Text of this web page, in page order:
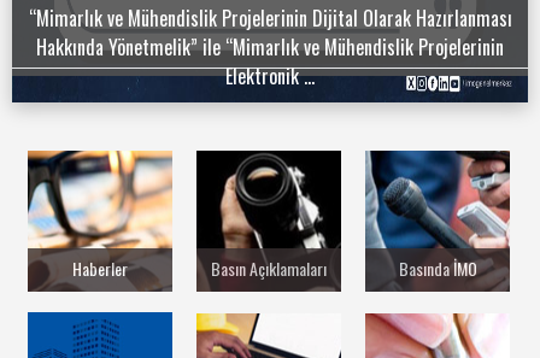
“Mimarlık ve Mühendislik Projelerinin Dijital Olarak Hazırlanması
Hakkında Yönetmelik” ile “Mimarlık ve Mühendislik Projelerinin
Elektronik ...
Haberler Basın Açıklamaları Basında İMO